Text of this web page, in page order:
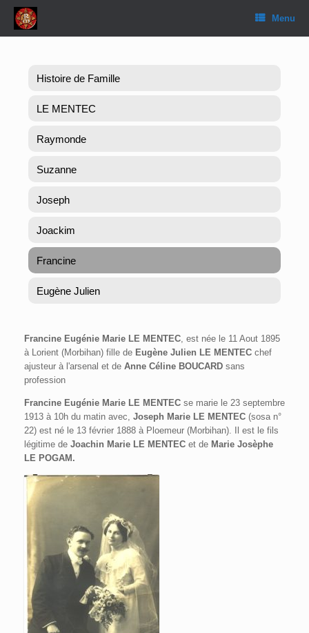
Skip
content
Menu
Histoire de Famille
LE MENTEC
Raymonde
Suzanne
Joseph
Joackim
Francine
Eugène Julien
Francine Eugénie Marie LE MENTEC, est née le 11 Aout 1895
à Lorient (Morbihan) fille de Eugène Julien LE MENTEC chef
ajusteur à l'arsenal et de Anne Céline BOUCARD sans
profession
Francine Eugénie Marie LE MENTEC se marie le 23 septembre
1913 à 10h du matin avec, Joseph Marie LE MENTEC (sosa n°
22) est né le 13 février 1888 à Ploemeur (Morbihan). Il est le fils
légitime de Joachin Marie LE MENTEC et de Marie Josèphe
LE POGAM.